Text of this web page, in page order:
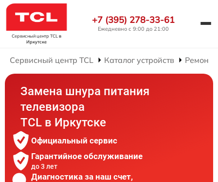
Сервисный центр TCL в
Иркутске
+7 (395) 278-33-61
Ежедневно с 9:00 до 21:00
Сервисный центр TCL Каталог устройств Ремонт
Замена шнура питания
телевизора
TCL в Иркутске
Официальный сервис
Гарантийное обслуживание
до 3 лет
Диагностика за наш счет,